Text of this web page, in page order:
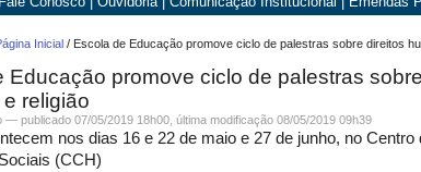
Inicial / Escola de Educação promove ciclo de palestras sobre direitos
Educação promove ciclo de palestras
religião
—publicado 07/05/2019 18h00,última modificação 08/05/2019 09h39
nos dias 16 e 22 de maio e 27 de junho, no Centro
(CCH)